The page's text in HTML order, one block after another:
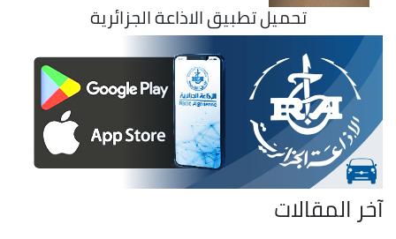
تحميل تطبيق الاذاعة الجزائرية
آخر المقالات